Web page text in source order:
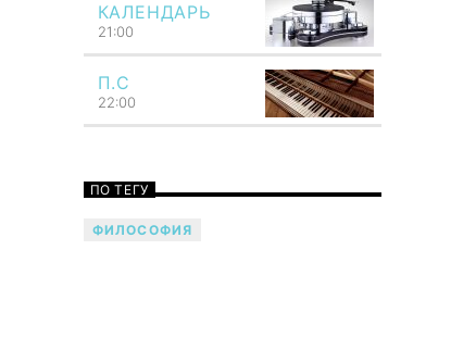
Общность звука с мыслью сразу же
бросается в глаза. Как мысль,
подобно молнии, сосредоточивает
всю силу представления в одном
ограниченное единство. Как мысль
охватывает всю душу, так и звук
человека. Говори музыкой! Напой
КАЛЕНДАРЬ
21:00
П.С
22:00
ПО ТЕГУ
ФИЛОСОФИЯ